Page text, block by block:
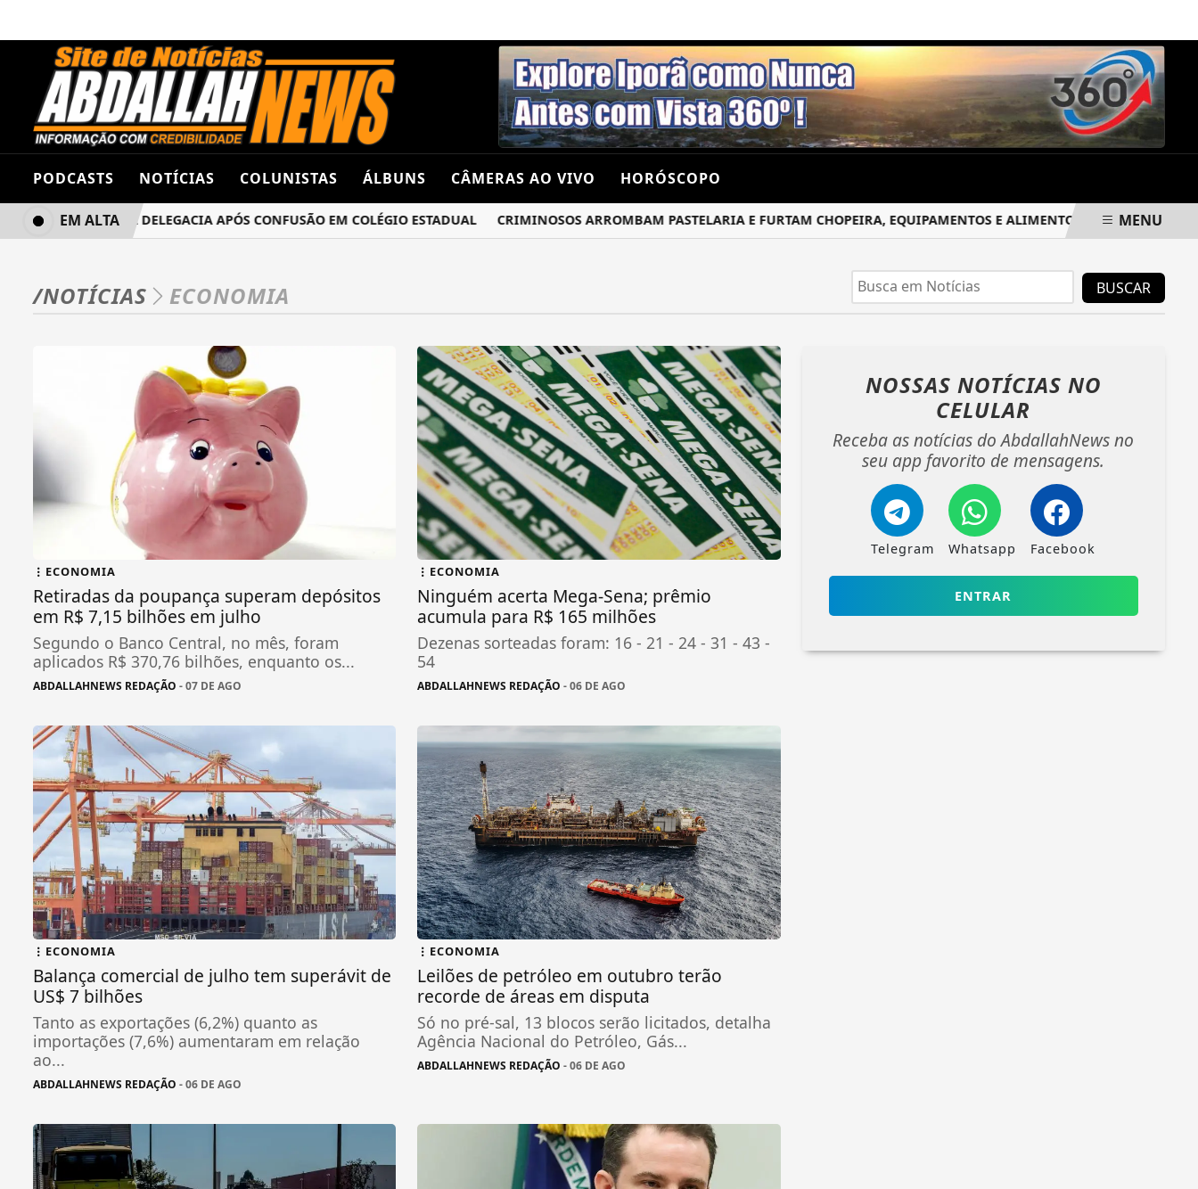
PODCASTS NOTÍCIAS COLUNISTAS ÁLBUNS CÂMERAS AO VIVO HORÓSCOPO
TERMINA NA DELEGACIA APÓS CONFUSÃO EM COLÉGIO ESTADUAL CRIMINOSOS ARROMBAM PASTELARIA E FURTAM CHOPEIRA, EQUIPAMENTOS E ALIMENTOS DURANTE A
EM ALTA MENU
/NOTÍCIAS ECONOMIA BUSCAR
ECONOMIA
Retiradas da poupança superam depósitos
em R$ 7,15 bilhões em julho
Segundo o Banco Central, no mês, foram
aplicados R$ 370,76 bilhões, enquanto os...
ABDALLAHNEWS REDAÇÃO - 07 DE AGO
ECONOMIA
Ninguém acerta Mega-Sena; prêmio
acumula para R$ 165 milhões
Dezenas sorteadas foram: 16 - 21 - 24 - 31 - 43 -
54
ABDALLAHNEWS REDAÇÃO - 06 DE AGO
ECONOMIA
Balança comercial de julho tem superávit de
US$ 7 bilhões
Tanto as exportações (6,2%) quanto as
importações (7,6%) aumentaram em relação
ao...
ABDALLAHNEWS REDAÇÃO - 06 DE AGO
ECONOMIA
Leilões de petróleo em outubro terão
recorde de áreas em disputa
Só no pré-sal, 13 blocos serão licitados, detalha
Agência Nacional do Petróleo, Gás...
ABDALLAHNEWS REDAÇÃO - 06 DE AGO
NOSSAS NOTÍCIAS NO
CELULAR
Receba as notícias do AbdallahNews no
seu app favorito de mensagens.
Telegram Whatsapp Facebook
ENTRAR